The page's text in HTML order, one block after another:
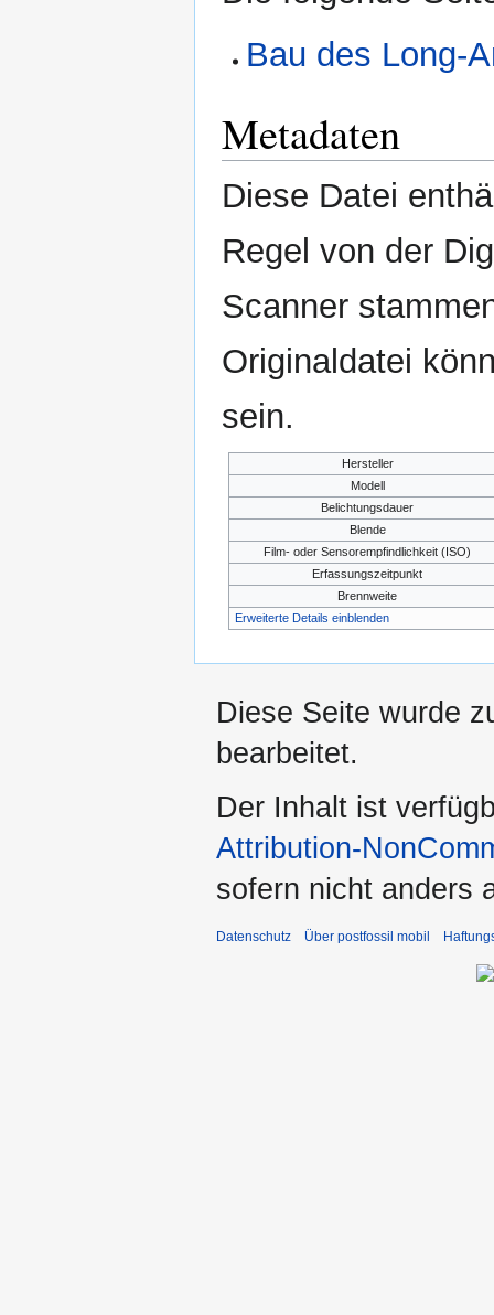
Bau des Long-
Metadaten
Diese Datei
Regel von der
Scanner
Originaldatei
sein.
Hersteller
Modell
Belichtungsdauer
Blende
Film- oder Sensorempfindlichkeit (ISO)
Erfassungszeitpunkt
Brennweite
Erweiterte Details einblenden
Diese Seite wurde
bearbeitet.
Der Inhalt ist
Attribution-
sofern nicht anders
Datenschutz Über postfossil mobil